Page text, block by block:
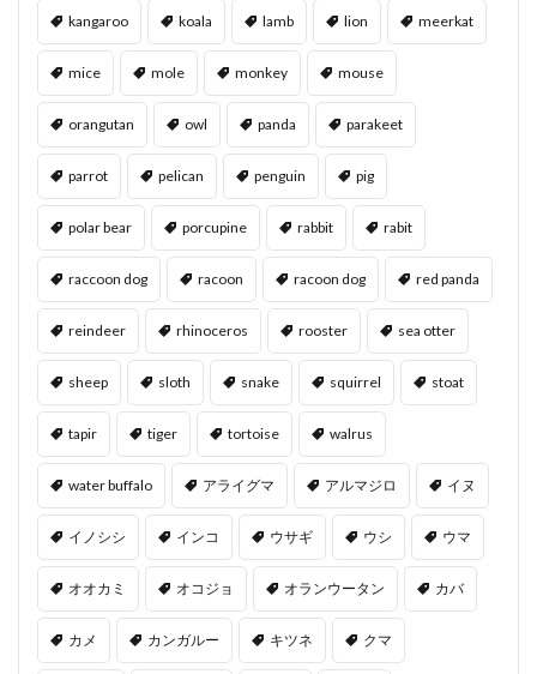
kangaroo koala lamb lion meerkat
mice mole monkey mouse
orangutan owl panda parakeet
parrot pelican penguin pig
polar bear porcupine rabbit rabit
raccoon dog racoon racoon dog red panda
reindeer rhinoceros rooster sea otter
sheep sloth snake squirrel stoat
tapir tiger tortoise walrus
water buffalo アライグマ アルマジロ イヌ
イノシシ インコ ウサギ ウシ ウマ
オオカミ オコジョ オランウータン カバ
カメ カンガルー キツネ クマ